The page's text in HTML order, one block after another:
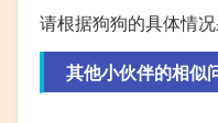
请根据狗狗的具体情
其他小伙伴的相似